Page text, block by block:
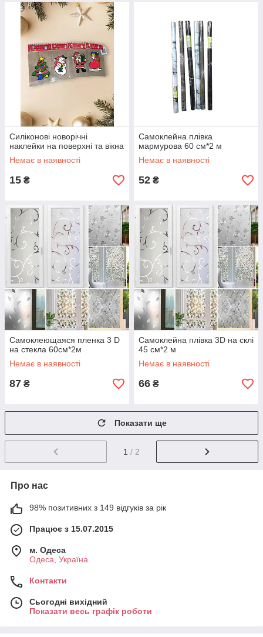
Силіконові новорічні
наклейки на поверхні та вікна
Немає в наявності
15 ₴
Самоклейна плівка
мармурова 60 см*2 м
Немає в наявності
52 ₴
Самоклеющаяся пленка 3 D
на стекла 60см*2м
Немає в наявності
87 ₴
Самоклейна плівка 3D на склі
45 см*2 м
Немає в наявності
66 ₴
Показати ще
1 / 2
Про нас
98% позитивних з 149 відгуків за рік
Працює з 15.07.2015
м. Одеса
Одеса, Україна
Контакти
Сьогодні вихідний
Показати весь графік роботи